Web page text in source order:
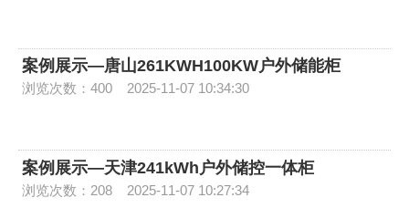
案例展示—唐山261KWH100KW户外储能柜
浏览次数：400 2025-11-07 10:34:30
案例展示—天津241kWh户外储控一体柜
浏览次数：208 2025-11-07 10:27:34